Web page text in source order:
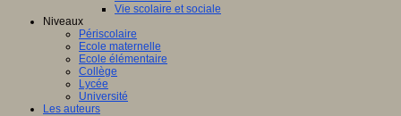
Vie scolaire et sociale
Niveaux
Périscolaire
Ecole maternelle
Ecole élémentaire
Collège
Lycée
Université
Les auteurs